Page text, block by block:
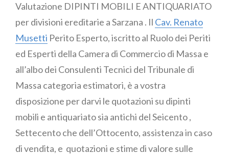
Valutazione DIPINTI MOBILI E ANTIQUARIATO
per divisioni ereditarie a Sarzana . Il Cav. Renato
Musetti Perito Esperto, iscritto al Ruolo dei Periti
ed Esperti della Camera di Commercio di Massa e
all’albo dei Consulenti Tecnici del Tribunale di
Massa categoria estimatori, è a vostra
disposizione per darvi le quotazioni su dipinti
mobili e antiquariato sia antichi del Seicento ,
Settecento che dell’Ottocento, assistenza in caso
di vendita, e quotazioni e stime di valore sulle